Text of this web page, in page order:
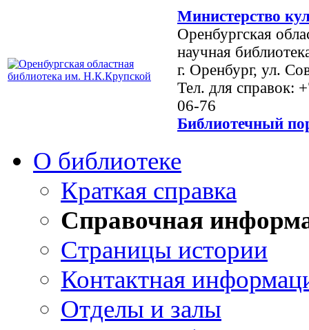
Министерство
Оренбургская
научная
г. Оренбург, ул.
Тел. для справок:
06-76
Библиотечный
О библиотеке
Краткая справка
Справочная
Страницы истории
Контактная
Отделы и залы